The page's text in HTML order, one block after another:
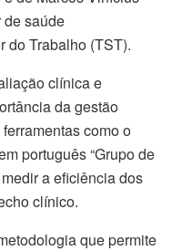
de saúde
do Trabalho (TST).
clínica e
da gestão
como o
português “Grupo de
a eficiência dos
clínico.
que permite